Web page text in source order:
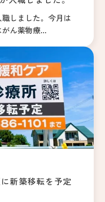
しました。今月は
ん薬物療...
新築移転を予定